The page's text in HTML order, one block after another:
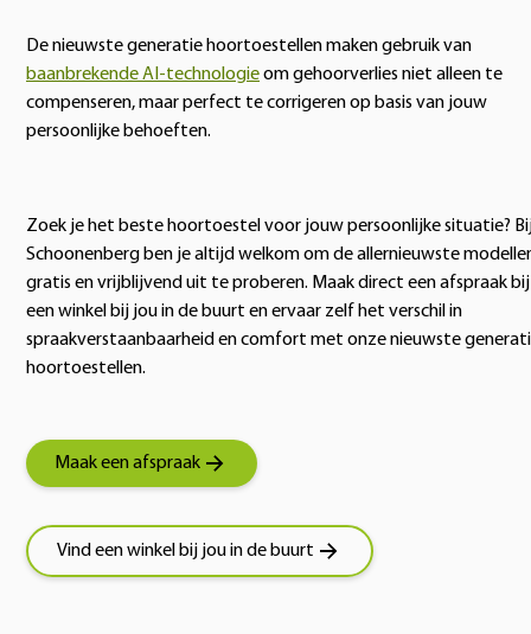
De nieuwste generatie hoortoestellen maken gebruik van
baanbrekende AI-technologieom gehoorverlies niet alleen te
compenseren, maar perfect te corrigeren op basis van jouw
persoonlijke behoeften.
Zoek je het beste hoortoestel voor jouw persoonlijke situatie?
Schoonenberg ben je altijd welkom om de allernieuwste
gratis en vrijblijvend uit te proberen. Maak direct een afspraak bij
een winkel bij jou in de buurt en ervaar zelf het verschil in
spraakverstaanbaarheid en comfort met onze nieuwste
hoortoestellen.
Maak een afspraak
Vind een winkel bij jou in de buurt